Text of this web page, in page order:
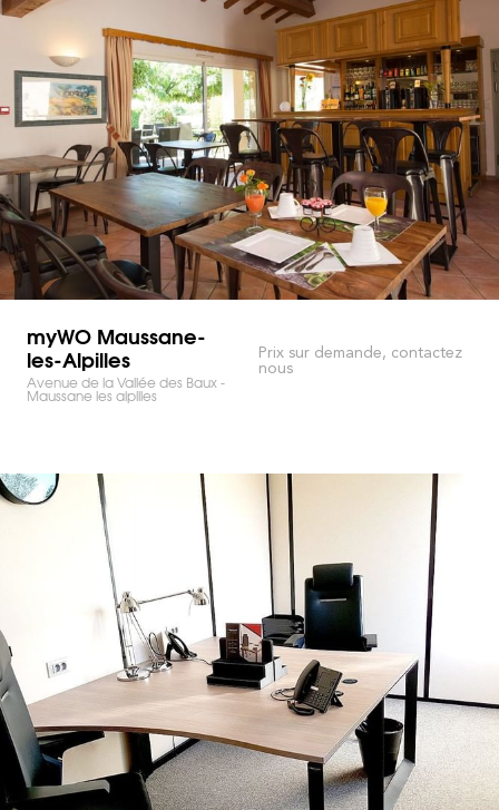
myWO Maussane-
les-Alpilles
Avenue de la Vallée des Baux -
Maussane les alpilles
Prix sur demande, contactez
nous